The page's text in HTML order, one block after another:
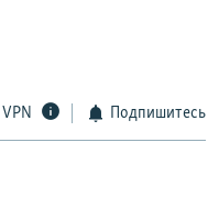
Подпишитесь